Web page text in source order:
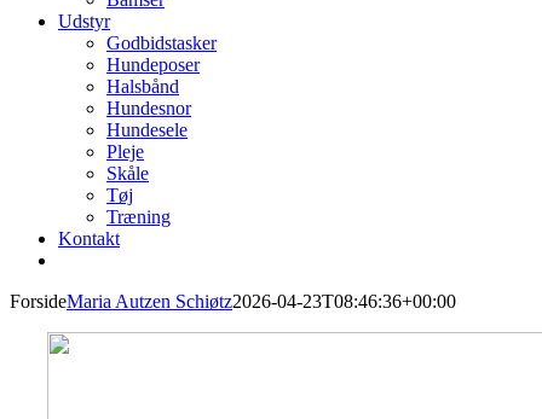
Udstyr
Godbidstasker
Hundeposer
Halsbånd
Hundesnor
Hundesele
Pleje
Skåle
Tøj
Træning
Kontakt
ForsideMaria Autzen Schiøtz2026-04-23T08:46:36+00:00